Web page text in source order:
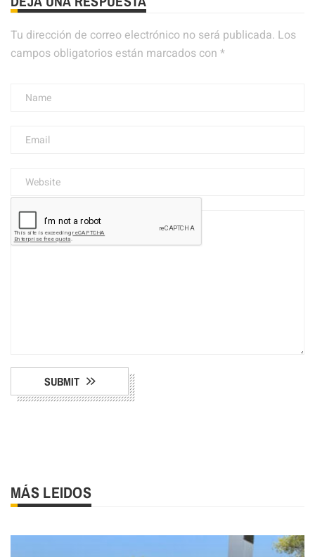
Tu dirección de correo electrónico no será publicada. Los
campos obligatorios están marcados con *
SUBMIT
MÁS LEIDOS